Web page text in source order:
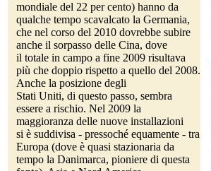
mondiale del 22 per cento) hanno da
qualche tempo scavalcato la Germania,
che nel corso del 2010 dovrebbe subire
anche il sorpasso delle Cina, dove
il totale in campo a fine 2009 risultava
più che doppio rispetto a quello del 2008.
Anche la posizione degli
Stati Uniti, di questo passo, sembra
essere a rischio. Nel 2009 la
maggioranza delle nuove installazioni
si è suddivisa - pressoché equamente - tra
Europa (dove è quasi stazionaria da
tempo la Danimarca, pioniere di questa